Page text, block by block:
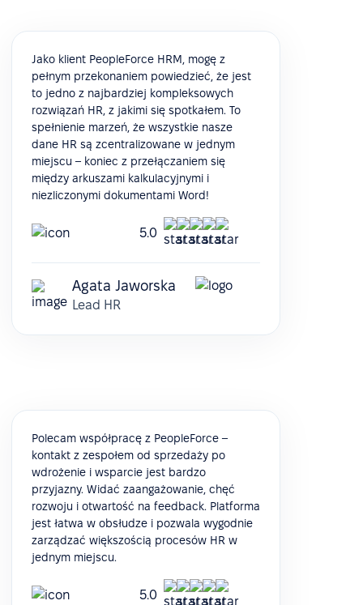
Jako klient PeopleForce HRM, mogę z
pełnym przekonaniem powiedzieć, że jest
to jedno z najbardziej kompleksowych
rozwiązań HR, z jakimi się spotkałem. To
spełnienie marzeń, że wszystkie nasze
dane HR są zcentralizowane w jednym
miejscu – koniec z przełączaniem się
między arkuszami kalkulacyjnymi i
niezliczonymi dokumentami Word!
5.0
Agata Jaworska
Lead HR
Polecam współpracę z PeopleForce –
kontakt z zespołem od sprzedaży po
wdrożenie i wsparcie jest bardzo
przyjazny. Widać zaangażowanie, chęć
rozwoju i otwartość na feedback. Platforma
jest łatwa w obsłudze i pozwala wygodnie
zarządzać większością procesów HR w
jednym miejscu.
5.0